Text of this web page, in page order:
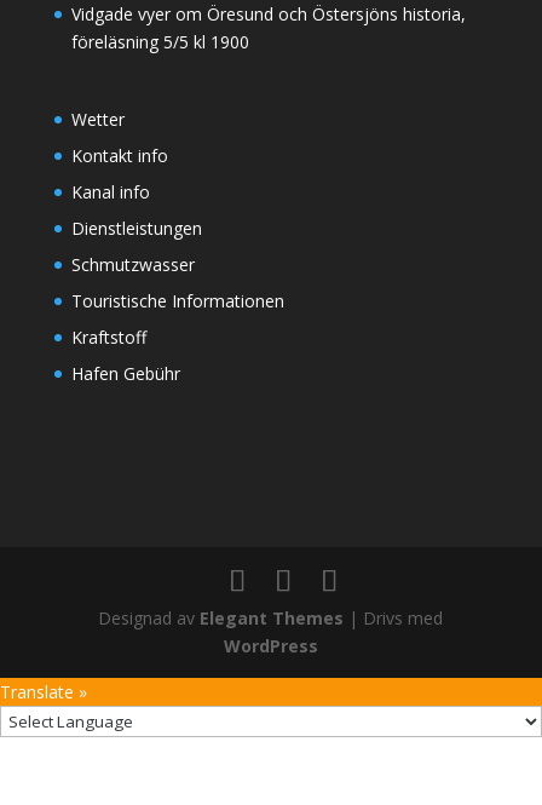
Vidgade vyer om Öresund och Östersjöns historia,
föreläsning 5/5 kl 1900
Wetter
Kontakt info
Kanal info
Dienstleistungen
Schmutzwasser
Touristische Informationen
Kraftstoff
Hafen Gebühr
Designad av Elegant Themes | Drivs med
WordPress
Translate »